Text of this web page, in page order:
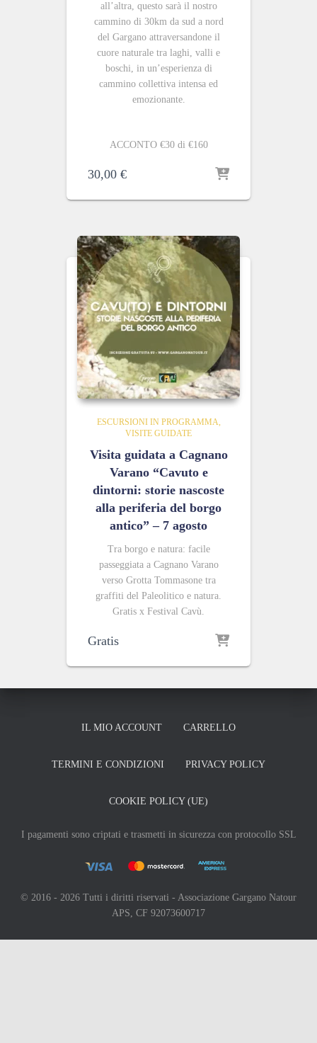
all’altra, questo sarà il nostro
cammino di 30km da sud a nord
del Gargano attraversandone il
cuore naturale tra laghi, valli e
boschi, in un’esperienza di
cammino collettiva intensa ed
emozionante.
ACCONTO €30 di €160
30,00 €
ESCURSIONI IN PROGRAMMA
VISITE GUIDATE
Visita guidata a Cagnano
Varano “Cavuto e
dintorni: storie nascoste
alla periferia del borgo
antico” – 7 agosto
Tra borgo e natura: facile
passeggiata a Cagnano Varano
verso Grotta Tommasone tra
graffiti del Paleolitico e natura.
Gratis x Festival Cavù.
Gratis
IL MIO ACCOUNT CARRELLO
TERMINI E CONDIZIONI PRIVACY POLICY
COOKIE POLICY (UE)
I pagamenti sono criptati e trasmetti in sicurezza con protocollo SSL
© 2016 - 2026 Tutti i diritti riservati - Associazione Gargano Natour
APS, CF 92073600717